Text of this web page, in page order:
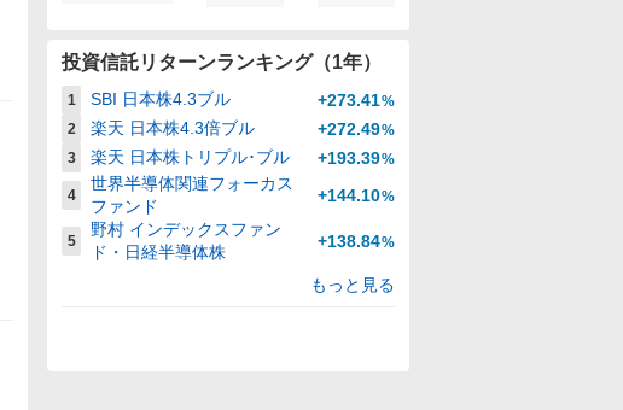
投資信託リターンランキング（1年）
1 SBI 日本株4.3ブル +273.41%
2
楽天 日本株4.3倍ブル +272.49%
3
楽天 日本株トリプル･ブル +193.39%
4
世界半導体関連フォーカス
ファンド
+144.10%
5
野村 インデックスファン
ド・日経半導体株
+138.84%
もっと見る